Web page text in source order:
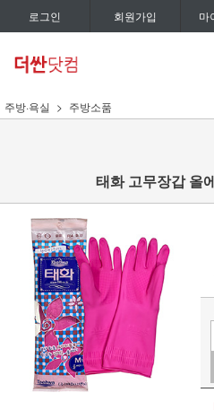
로그인 회원가입 마
주방·욕실 주방소품
태화 고무장갑 올